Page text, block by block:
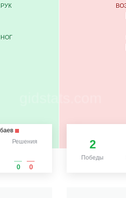
НОГ
Решения
0 0
2
Победы